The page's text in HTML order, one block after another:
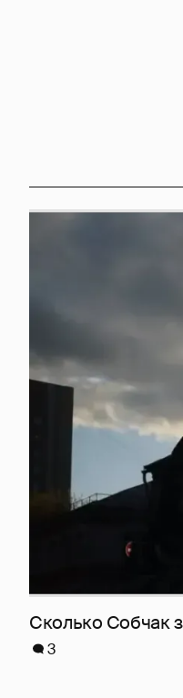
Сколько Собчак
3